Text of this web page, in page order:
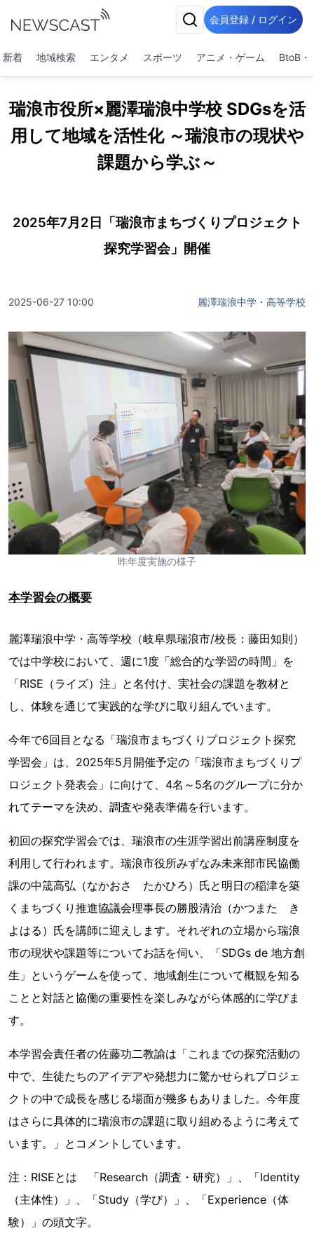
会員登録 / ログイン
新着 地域検索 エンタメ スポーツ アニメ・ゲーム BtoB・
瑞浪市役所×麗澤瑞浪中学校 SDGsを活
用して地域を活性化 ～瑞浪市の現状や
課題から学ぶ～
2025年7月2日「瑞浪市まちづくりプロジェクト
探究学習会」開催
2025-06-27 10:00 麗澤瑞浪中学・高等学校
昨年度実施の様子
本学習会の概要
麗澤瑞浪中学・高等学校（岐阜県瑞浪市/校長：藤田知則）
では中学校において、週に1度「総合的な学習の時間」を
「RISE（ライズ）注」と名付け、実社会の課題を教材と
し、体験を通じて実践的な学びに取り組んでいます。
今年で6回目となる「瑞浪市まちづくりプロジェクト探究
学習会」は、2025年5月開催予定の「瑞浪市まちづくりプ
ロジェクト発表会」に向けて、4名～5名のグループに分か
れてテーマを決め、調査や発表準備を行います。
初回の探究学習会では、瑞浪市の生涯学習出前講座制度を
利用して行われます。瑞浪市役所みずなみ未来部市民協働
課の中筬高弘（なかおさ たかひろ）氏と明日の稲津を築
くまちづくり推進協議会理事長の勝股清治（かつまた き
よはる）氏を講師に迎えします。それぞれの立場から瑞浪
市の現状や課題等についてお話を伺い、「SDGs de 地方創
生」というゲームを使って、地域創生について概観を知る
ことと対話と協働の重要性を楽しみながら体感的に学びま
す。
本学習会責任者の佐藤功二教諭は「これまでの探究活動の
中で、生徒たちのアイデアや発想力に驚かせられプロジェ
クトの中で成長を感じる場面が幾多もありました。今年度
はさらに具体的に瑞浪市の課題に取り組めるように考えて
います。」とコメントしています。
注：RISEとは 「Research（調査・研究）」、「Identity
（主体性）」、「Study（学び）」、「Experience（体
験）」の頭文字。